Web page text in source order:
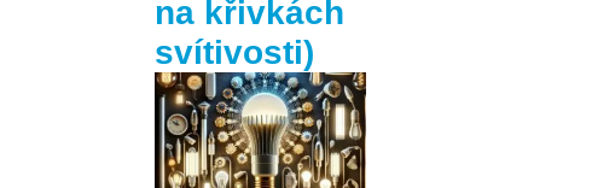
na křivkách
svítivosti)